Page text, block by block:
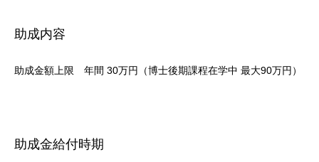
助成内容
助成金額上限 年間 30万円（博士後期課程在学中 最大90万円）
助成金給付時期